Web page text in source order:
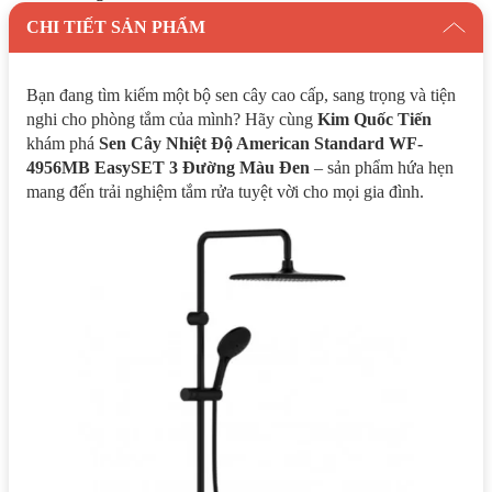
CHI TIẾT SẢN PHẨM
Bạn đang tìm kiếm một bộ sen cây cao cấp, sang trọng và tiện
nghi cho phòng tắm của mình? Hãy cùng Kim Quốc Tiến
khám phá Sen Cây Nhiệt Độ American Standard WF-
4956MB EasySET 3 Đường Màu Đen – sản phẩm hứa hẹn
mang đến trải nghiệm tắm rửa tuyệt vời cho mọi gia đình.